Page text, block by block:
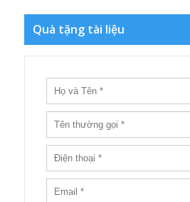
Quà tặng tài liệu